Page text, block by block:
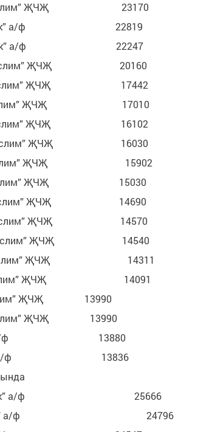
Мөслим” ҖЧҖ 23170
як” а/ф 22819
як” а/ф 22247
ҖЧҖ 20160
ҖЧҖ 17442
Мөслим” ҖЧҖ 17010
ҖЧҖ 16102
ҖЧҖ 16030
Мөслим” ҖЧҖ 15902
ҖЧҖ 15030
ҖЧҖ 14690
ҖЧҖ 14570
ҖЧҖ 14540
Мөслим” ҖЧҖ 14311
Мөслим” ҖЧҖ 14091
ҖЧҖ 13990
ҖЧҖ 13990
як” а/ф 13880
як” а/ф 13836
як” а/ф 25666
а/ф 24796